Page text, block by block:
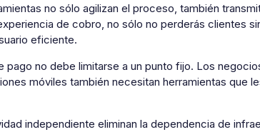
no sólo agilizan el proceso, también
de cobro, no sólo no perderás clientes
eficiente.
pago no debe limitarse a un punto fijo. Los
móviles también necesitan herramientas que
independiente eliminan la dependencia de